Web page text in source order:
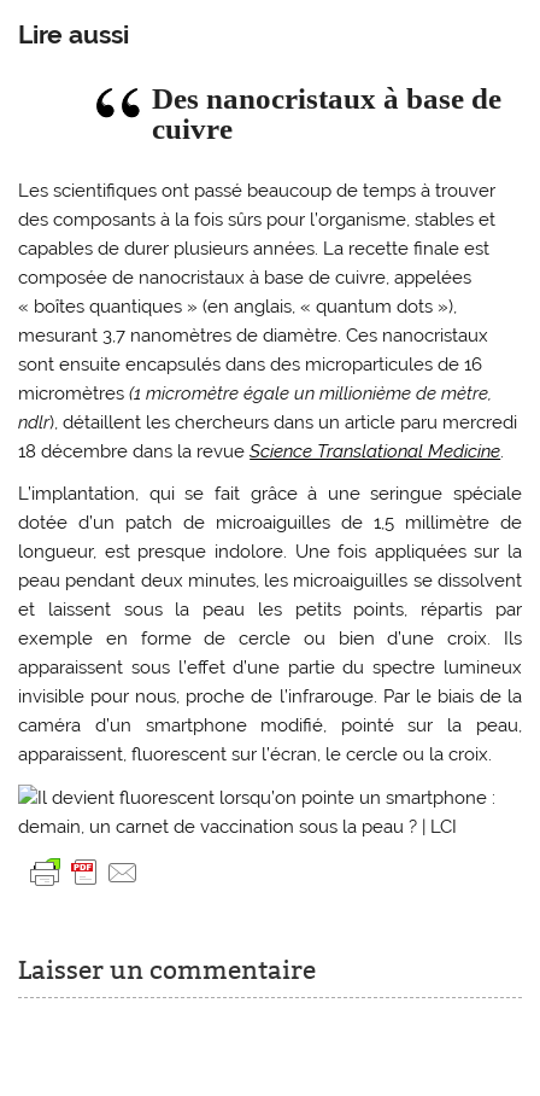
Lire aussi
Des nanocristaux à base de
cuivre
Les scientifiques ont passé beaucoup de temps à trouver
des composants à la fois sûrs pour l’organisme, stables et
capables de durer plusieurs années. La recette finale est
composée de nanocristaux à base de cuivre, appelées
« boîtes quantiques » (en anglais, « quantum dots »),
mesurant 3,7 nanomètres de diamètre. Ces nanocristaux
sont ensuite encapsulés dans des microparticules de 16
micromètres(1 micromètre égale un millionième de mètre,
ndlr), détaillent les chercheurs dans un article paru mercredi
18 décembre dans la revueScience Translational Medicine.
L’implantation, qui se fait grâce à une seringue spéciale
dotée d’un patch de microaiguilles de 1,5 millimètre de
longueur, est presque indolore. Une fois appliquées sur la
peau pendant deux minutes, les microaiguilles se dissolvent
et laissent sous la peau les petits points, répartis par
exemple en forme de cercle ou bien d’une croix. Ils
apparaissent sous l’effet d’une partie du spectre lumineux
invisible pour nous, proche de l’infrarouge. Par le biais de la
caméra d’un smartphone modifié, pointé sur la peau,
apparaissent, fluorescent sur l’écran, le cercle ou la croix.
Il devient fluorescent lorsqu’on pointe un smartphone :
demain, un carnet de vaccination sous la peau ? | LCI
Laisser un commentaire